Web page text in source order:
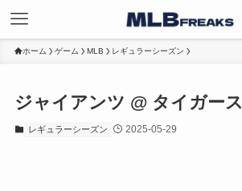
ホーム ゲーム MLB レギュラーシーズン
ジャイアンツ @ タイガース
レギュラーシーズン 2025-05-29